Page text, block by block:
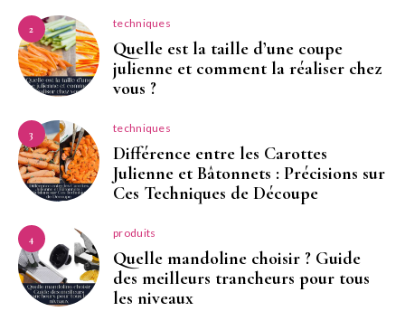
2 techniques
Quelle est la taille d’une coupe
julienne et comment la réaliser chez
vous ?
3 techniques
Différence entre les Carottes
Julienne et Bâtonnets : Précisions sur
Ces Techniques de Découpe
4 produits
Quelle mandoline choisir ? Guide
des meilleurs trancheurs pour tous
les niveaux